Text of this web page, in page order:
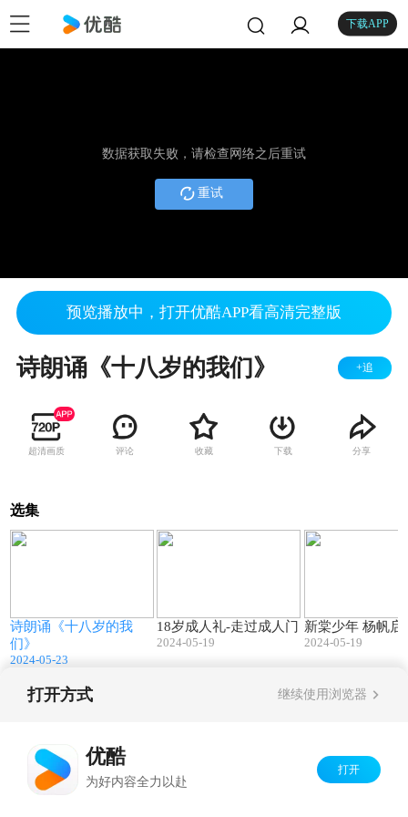
下载APP
数据获取失败，请检查网络之后重试
重试
预览播放中，打开优酷APP看高清完整版
诗朗诵《十八岁的我们》 +追
超清画质 评论 收藏 下载 分享
选集
诗朗诵《十八岁的我
们》
2024-05-23
18岁成人礼-走过成人门
2024-05-19
新棠少年 杨帆启
2024-05-19
打开方式 继续使用浏览器
优酷
为好内容全力以赴
打开